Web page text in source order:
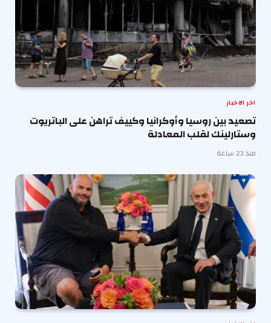
اخر الاخبار
تصعيد بين روسيا وأوكرانيا وكييف تراهن على الباتريوت
وستارلينك لقلب المعادلة
منذ 23 ساعة